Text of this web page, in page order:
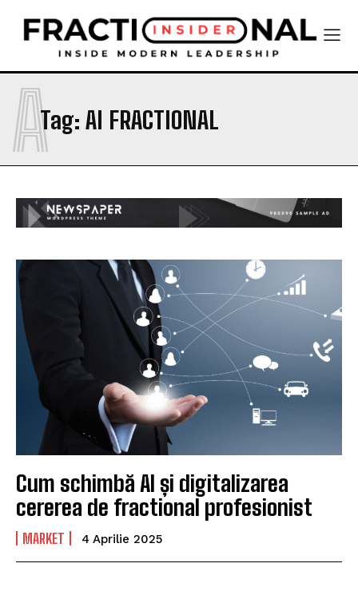
Tag: AI FRACTIONAL
A
Cum schimbă AI și digitalizarea
cererea de fractional profesionist
MARKET 4 Aprilie 2025